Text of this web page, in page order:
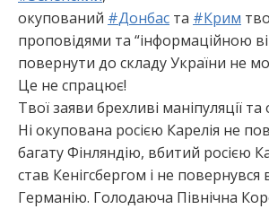
окупований #Донбас та #Крим
проповідями та “інформаційною
повернути до складу України не
Це не спрацює!
Твої заяви брехливі маніпуляції
Ні окупована росією Карелія не
багату Фінляндію, вбитий росією
став Кенігсбергом і не повернувся
Германію. Голодаюча Північна